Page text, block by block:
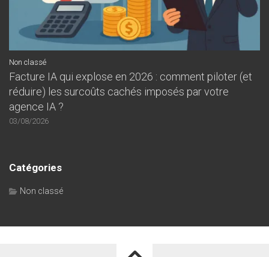
Non classé
Facture IA qui explose en 2026 : comment piloter (et
réduire) les surcoûts cachés imposés par votre
agence IA ?
03/08/2026
Catégories
Non classé